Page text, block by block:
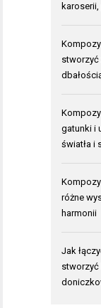
stworzyć
gatunki i
światła i
różne
harmonii
Jak
stworzyć